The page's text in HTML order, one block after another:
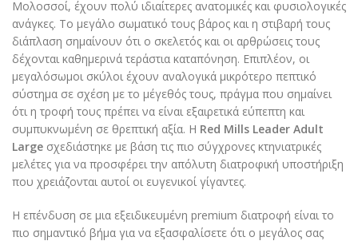
Μολοσσοί, έχουν πολύ ιδιαίτερες ανατομικές και φυσιολογικές
ανάγκες. Το μεγάλο σωματικό τους βάρος και η στιβαρή τους
διάπλαση σημαίνουν ότι ο σκελετός και οι αρθρώσεις τους
δέχονται καθημερινά τεράστια καταπόνηση. Επιπλέον, οι
μεγαλόσωμοι σκύλοι έχουν αναλογικά μικρότερο πεπτικό
σύστημα σε σχέση με το μέγεθός τους, πράγμα που σημαίνει
ότι η τροφή τους πρέπει να είναι εξαιρετικά εύπεπτη και
συμπυκνωμένη σε θρεπτική αξία. Η Red Mills Leader Adult
Large σχεδιάστηκε με βάση τις πιο σύγχρονες κτηνιατρικές
μελέτες για να προσφέρει την απόλυτη διατροφική υποστήριξη
που χρειάζονται αυτοί οι ευγενικοί γίγαντες.
Η επένδυση σε μια εξειδικευμένη premium διατροφή είναι το
πιο σημαντικό βήμα για να εξασφαλίσετε ότι ο μεγάλος σας